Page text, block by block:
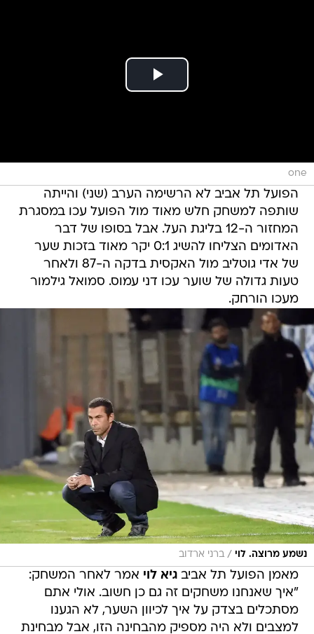
one
הפועל תל אביב לא הרשימה הערב (שני) והייתה
שותפה למשחק חלש מאוד מול הפועל עכו במסגרת
המחזור ה-12 בליגת העל. אבל בסופו של דבר
האדומים הצליחו להשיג 0:1 יקר מאוד בזכות שער
של אדי גוטליב מול האקסית בדקה ה-87 ולאחר
טעות גדולה של שוער עכו דני עמוס. סמואל גילמור
מעכו הורחק.
נשמע מרוצה. לוי / ברני ארדוב
מאמן הפועל תל אביבגיא לוי אמר לאחר המשחק:
"איך שאנחנו משחקים זה גם כן חשוב. אולי אתם
מסתכלים בצדק על איך לכיוון השער, לא הגענו
למצבים ולא היה מספיק מהבחינה הזו, אבל מבחינת